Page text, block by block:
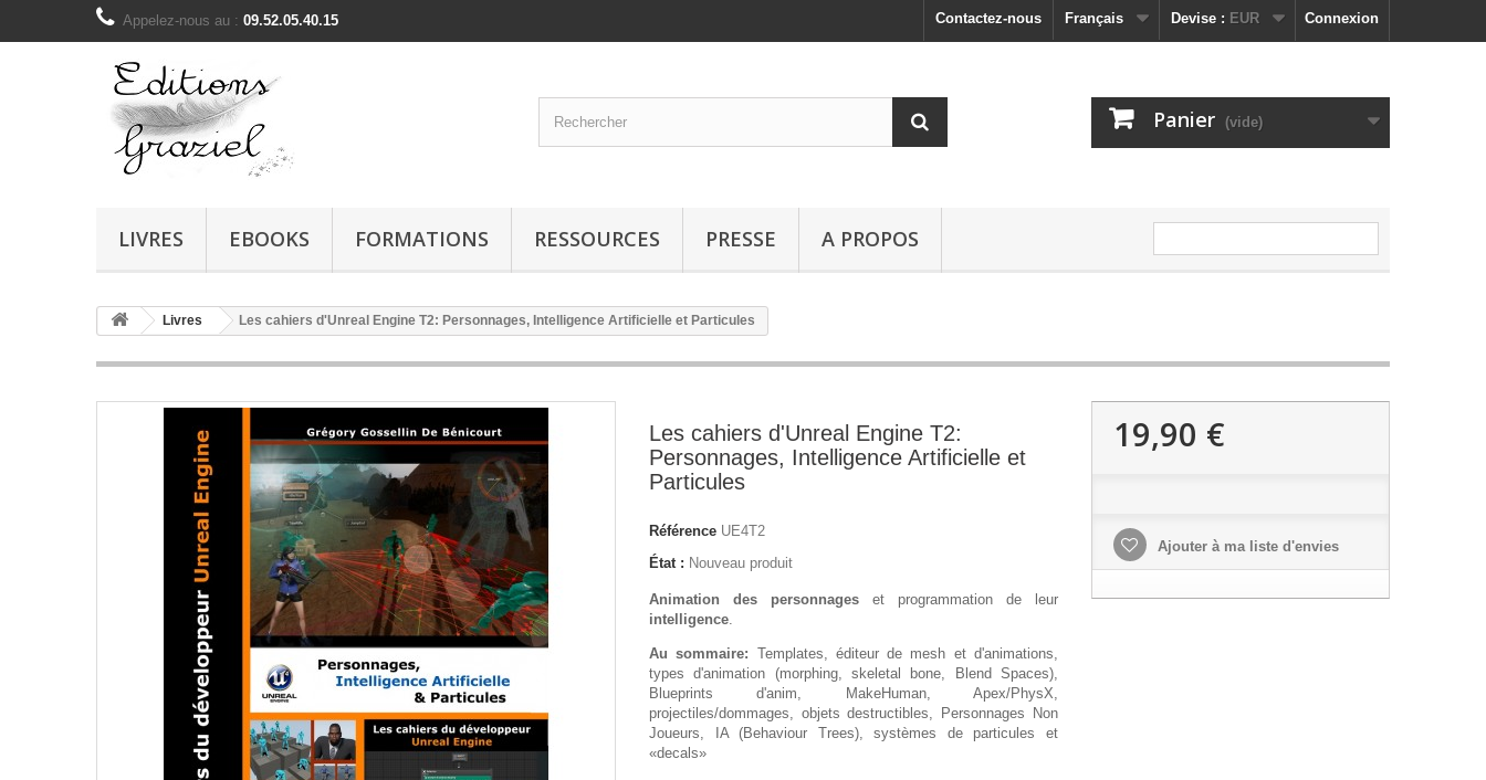
Connexion
Devise : EUR
Français
Contactez-nous
Appelez-nous au : 09.52.05.40.15
Panier (vide)
LIVRES EBOOKS FORMATIONS RESSOURCES PRESSE A PROPOS
Livres Les cahiers d'Unreal Engine T2: Personnages, Intelligence Artificielle et Particules
Les cahiers d'Unreal Engine T2:
Personnages, Intelligence Artificielle et
Particules
Référence UE4T2
État : Nouveau produit
Animation des personnages et programmation de leur
intelligence.
Au sommaire: Templates, éditeur de mesh et d'animations,
types d'animation (morphing, skeletal bone, Blend Spaces),
Blueprints d'anim, MakeHuman, Apex/PhysX,
projectiles/dommages, objets destructibles, Personnages Non
Joueurs, IA (Behaviour Trees), systèmes de particules et
«decals»
19,90 €
Ajouter à ma liste d'envies